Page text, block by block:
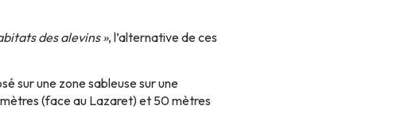
des alevins », l’alternative de ces
sur une zone sableuse sur une
(face au Lazaret) et 50 mètres